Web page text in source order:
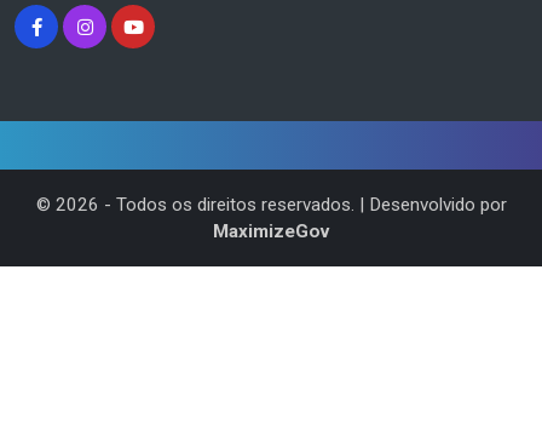
© 2026 - Todos os direitos reservados. | Desenvolvido por
MaximizeGov